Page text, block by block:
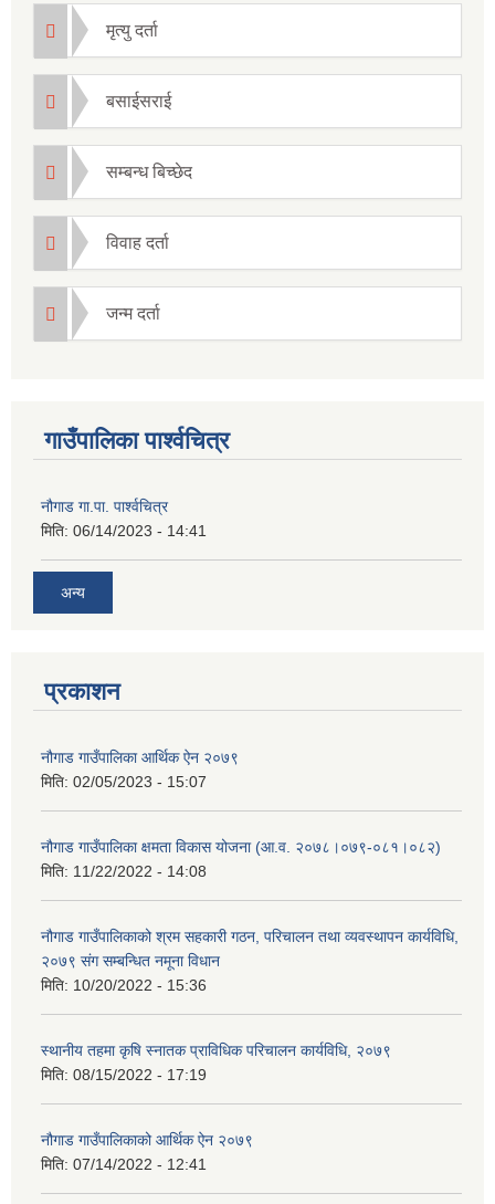
मृत्यु दर्ता
बसाईसराई
सम्बन्ध बिच्छेद
विवाह दर्ता
जन्म दर्ता
गाउँपालिका पार्श्वचित्र
नौगाड गा.पा. पार्श्वचित्र
मिति: 06/14/2023 - 14:41
अन्य
प्रकाशन
नौगाड गाउँपालिका आर्थिक ऐन २०७९
मिति: 02/05/2023 - 15:07
नौगाड गाउँपालिका क्षमता विकास योजना (आ.व. २०७८।०७९-०८१।०८२)
मिति: 11/22/2022 - 14:08
नौगाड गाउँपालिकाको श्रम सहकारी गठन, परिचालन तथा व्यवस्थापन कार्यविधि,
२०७९ संग सम्बन्धित नमूना विधान
मिति: 10/20/2022 - 15:36
स्थानीय तहमा कृषि स्नातक प्राविधिक परिचालन कार्यविधि, २०७९
मिति: 08/15/2022 - 17:19
नौगाड गाउँपालिकाको आर्थिक ऐन २०७९
मिति: 07/14/2022 - 12:41